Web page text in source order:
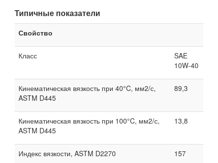
Типичные показатели
Свойство
Класс
SAE
10W-40
Кинематическая вязкость при 40°C, мм2/с,
ASTM D445
89,3
Кинематическая вязкость при 100°C, мм2/с,
ASTM D445
13,8
Индекс вязкости, ASTM D2270 157